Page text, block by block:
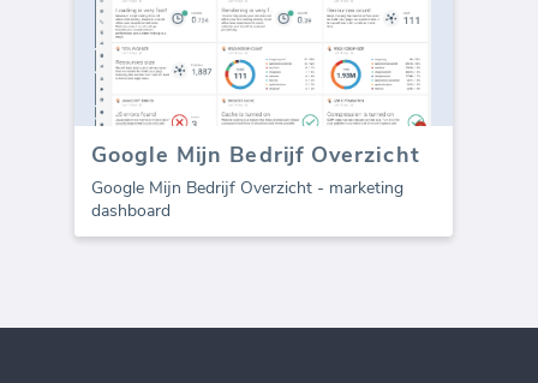
Google Mijn Bedrijf Overzicht
Google Mijn Bedrijf Overzicht - marketing
dashboard